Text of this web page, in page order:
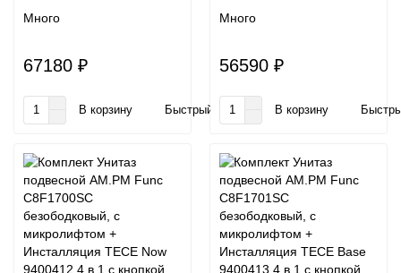
Много
67180 ₽
В корзину Быстрый заказ
Много
56590 ₽
В корзину